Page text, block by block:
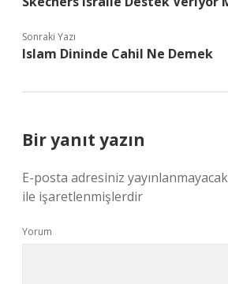
Sonraki Yazı
Islam Dininde Cahil Ne Demek
Bir yanıt yazın
E-posta adresiniz
ile işaretlenmişlerdir
Yorum